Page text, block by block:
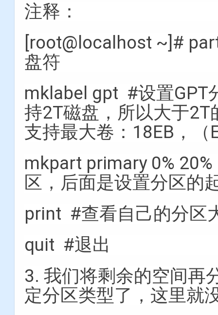
注释：
[root@localhost ~]#
盘符
mklabel gpt #设置GPT
持2T磁盘，所以大于2T
支持最大卷：18EB，（
mkpart primary 0%
区，后面是设置分区的
print #查看自己的分区
quit #退出
3. 我们将剩余的空间再
定分区类型了，这里就